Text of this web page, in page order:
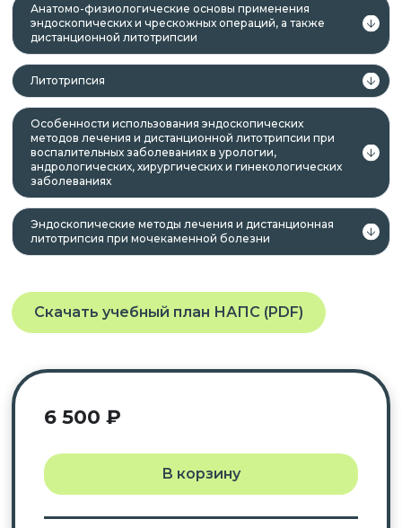
Анатомо-физиологические основы применения
эндоскопических и чрескожных операций, а также
дистанционной литотрипсии
Литотрипсия
Особенности использования эндоскопических
методов лечения и дистанционной литотрипсии при
воспалительных заболеваниях в урологии,
андрологических, хирургических и гинекологических
заболеваниях
Эндоскопические методы лечения и дистанционная
литотрипсия при мочекаменной болезни
Скачать учебный план НАПС (PDF)
6 500 ₽
В корзину